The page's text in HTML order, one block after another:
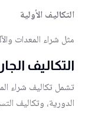
التكاليف الأولية
مثل شراء المعدات
التكاليف
تشمل تكاليف شراء
الدورية، وتكاليف